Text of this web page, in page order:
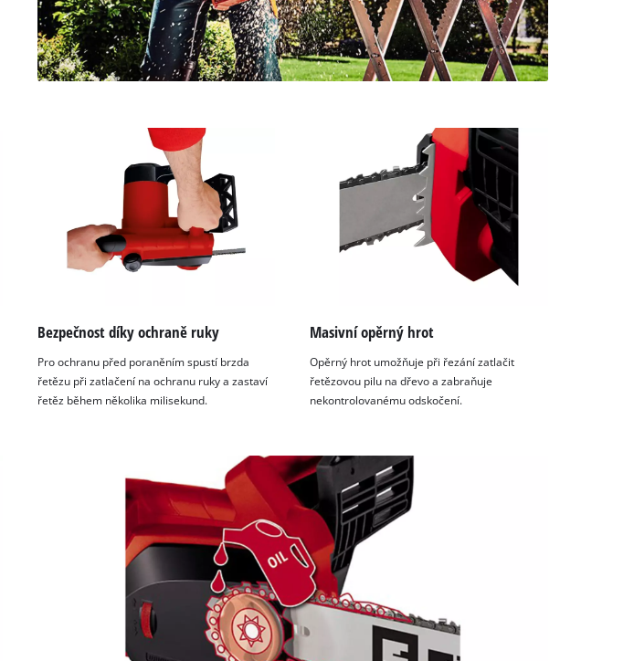
Bezpečnost díky ochraně ruky
Pro ochranu před poraněním spustí brzda
řetězu při zatlačení na ochranu ruky a zastaví
řetěz během několika milisekund.
Masivní opěrný hrot
Opěrný hrot umožňuje při řezání zatlačit
řetězovou pilu na dřevo a zabraňuje
nekontrolovanému odskočení.